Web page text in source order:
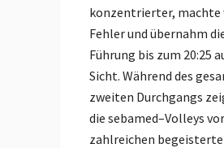
konzentrierter, machte
Fehler und übernahm
Führung bis zum 20:25
Sicht. Während des
zweiten Durchgangs
die sebamed–Volleys vor
zahlreichen